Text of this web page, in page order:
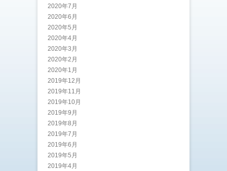
2020年7月
2020年6月
2020年5月
2020年4月
2020年3月
2020年2月
2020年1月
2019年12月
2019年11月
2019年10月
2019年9月
2019年8月
2019年7月
2019年6月
2019年5月
2019年4月